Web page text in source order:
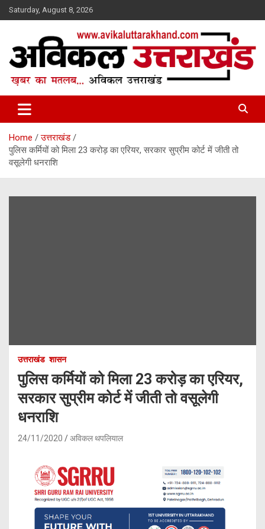
Skip
to
Saturday, August 8, 2026
Avikal Uttarakhand
Home
उत्तराखंड
पुलिस कर्मियों को मिला 23 करोड़ का एरियर, सरकार सुप्रीम कोर्ट में जीती तो
वसूलेगी धनराशि
उत्तराखंड शासन
पुलिस कर्मियों को मिला 23 करोड़ का एरियर,
सरकार सुप्रीम कोर्ट में जीती तो वसूलेगी
धनराशि
24/11/2020 अविकल थपलियाल